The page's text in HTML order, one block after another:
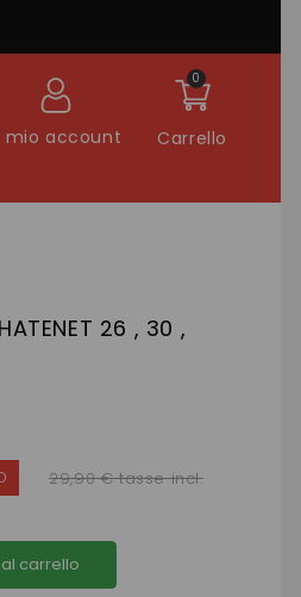
Carrello
0
mio account
26 , 30 ,
29,90 € tasse incl.
carrello